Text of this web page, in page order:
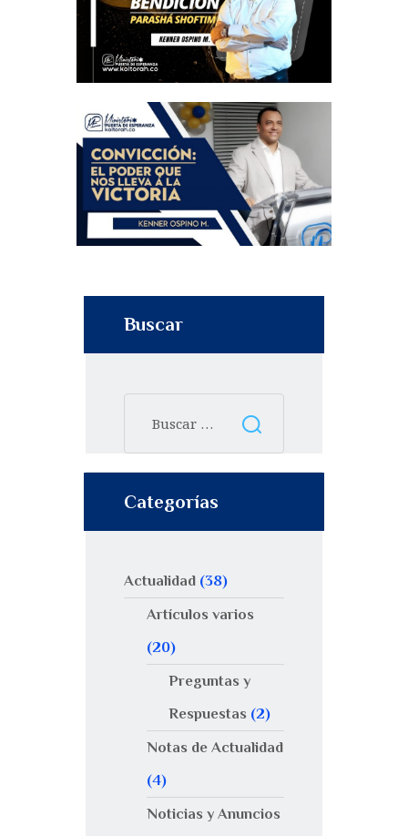
Buscar
Categorías
Actualidad (38)
Artículos varios
(20)
Preguntas y
Respuestas (2)
Notas de Actualidad
(4)
Noticias y Anuncios